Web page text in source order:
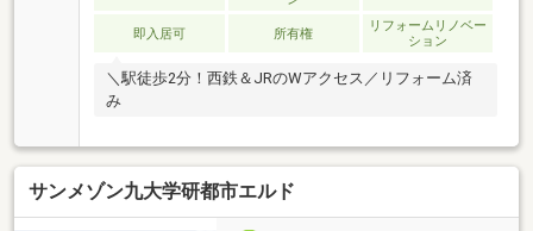
即入居可 所有権
リフォームリノベー
ション
＼駅徒歩2分！西鉄＆JRのWアクセス／リフォーム済
み
サンメゾン九大学研都市エルド